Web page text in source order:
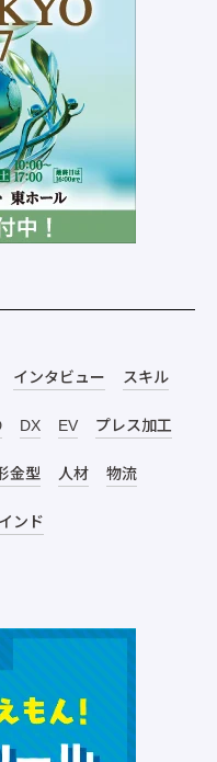
インタビュー スキル
DX EV プレス加工
金型 人材 物流
インド